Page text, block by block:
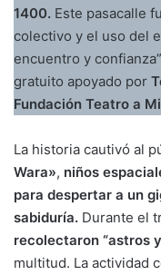
1400. Este pasacalle
colectivo y el uso del
encuentro y
gratuito apoyado por
Fundación Teatro a
La historia cautivó al
Wara», niños
para despertar a un
sabiduría. Durante el
recolectaron “astros
multitud. La actividad